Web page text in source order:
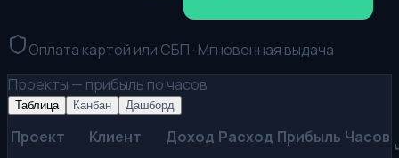
Оплата картой или СБП · Мгновенная выдача
Проекты — прибыль по часов
Таблица Канбан Дашборд
Проект Клиент Доход Расход Прибыль Часов